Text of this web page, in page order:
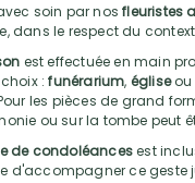
soin par nosfleuristes
dans le respect du
est effectuée en main
:funérarium, égliseou
les pièces de grand
ou sur la tombe peut
de condoléancesest
d'accompagner ce geste